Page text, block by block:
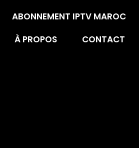
ABONNEMENT IPTV MAROC
À PROPOS
CONTACT